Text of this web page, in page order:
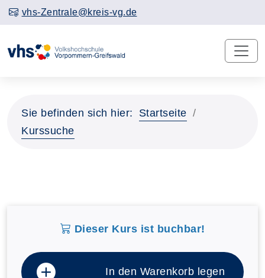
vhs-Zentrale@kreis-vg.de
Sie befinden sich hier:
Startseite
Kurssuche
Dieser Kurs ist buchbar!
In den Warenkorb legen